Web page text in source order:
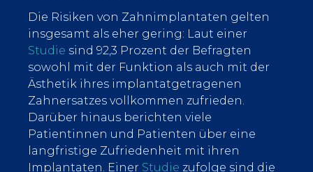
Die Risiken von Zahnimplantaten gelten
insgesamt als eher gering: Laut einer
Studie sind 92,3 Prozent der Befragten
sowohl mit der Funktion als auch mit der
Ästhetik ihres implantatgetragenen
Zahnersatzes vollkommen zufrieden.
Darüber hinaus berichten viele
Patientinnen und Patienten über eine
langfristige Zufriedenheit mit ihren
Implantaten. Einer Studie zufolge sind die